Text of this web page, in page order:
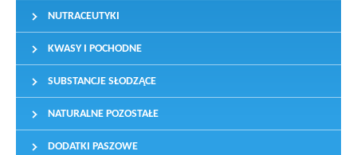
NUTRACEUTYKI
KWASY I POCHODNE
SUBSTANCJE SŁODZĄCE
NATURALNE POZOSTAŁE
DODATKI PASZOWE